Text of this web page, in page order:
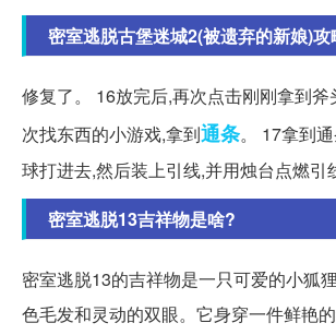
密室逃脱古堡迷城2(被遗弃的新娘)
修复了。 16放完后,再次点击刚刚拿到斧
次找东西的小游戏,拿到通条。 17拿到
球打进去,然后装上引线,并用烛台点燃引
密室逃脱13吉祥物是啥?
密室逃脱13的吉祥物是一只可爱的小狐
色毛发和灵动的双眼。它身穿一件鲜艳